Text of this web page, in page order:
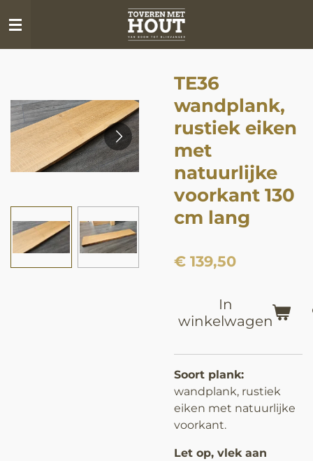
direct
naar
TE36
wandplank,
rustiek eiken
met
natuurlijke
voorkant 130
cm lang
€ 139,50
In
winkelwagen
Soort plank:
wandplank, rustiek
eiken met natuurlijke
voorkant.
Let op, vlek aan